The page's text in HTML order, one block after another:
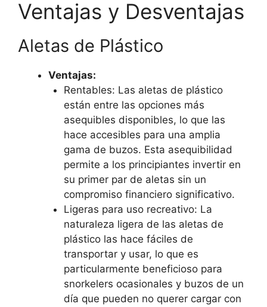
Ventajas y Desventajas
Aletas de Plástico
Ventajas:
Rentables: Las aletas de plástico
están entre las opciones más
asequibles disponibles, lo que las
hace accesibles para una amplia
gama de buzos. Esta asequibilidad
permite a los principiantes invertir en
su primer par de aletas sin un
compromiso financiero significativo.
Ligeras para uso recreativo: La
naturaleza ligera de las aletas de
plástico las hace fáciles de
transportar y usar, lo que es
particularmente beneficioso para
snorkelers ocasionales y buzos de un
día que pueden no querer cargar con